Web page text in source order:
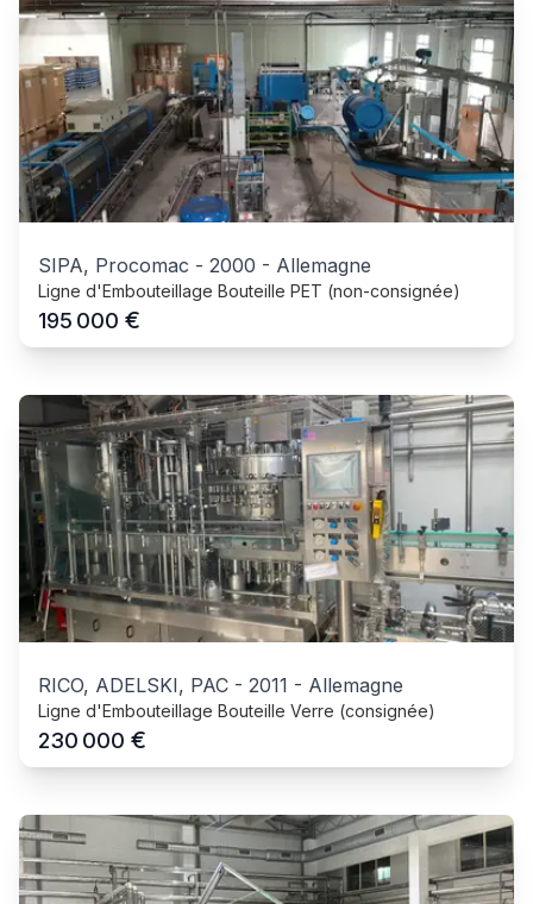
SIPA, Procomac - 2000 - Allemagne
Ligne d'Embouteillage Bouteille PET (non-consignée)
195 000 €
RICO, ADELSKI, PAC - 2011 - Allemagne
Ligne d'Embouteillage Bouteille Verre (consignée)
230 000 €